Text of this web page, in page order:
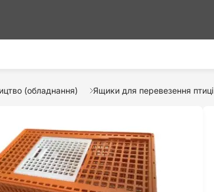
(обладнання) Ящики для перевезення птиці